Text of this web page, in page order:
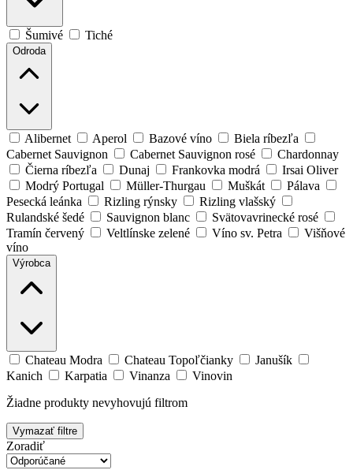
Šumivé Tiché
Odroda
Alibernet Aperol Bazové víno
Biela ríbezľa
Cabernet Sauvignon
Cabernet Sauvignon rosé
Chardonnay
Čierna ríbezľa
Dunaj Frankovka modrá
Irsai Oliver
Modrý Portugal
Müller-Thurgau Muškát
Pálava
Pesecká leánka
Rizling rýnsky
Rizling vlašský
Rulandské šedé
Sauvignon blanc
Svätovavrinecké rosé
Tramín červený
Veltlínske zelené Víno sv. Petra
Višňové
víno
Výrobca
Chateau Modra Chateau Topoľčianky
Janušík
Kanich
Karpatia Vinanza
Vinovin
Žiadne produkty nevyhovujú filtrom
Vymazať filtre
Zoradiť